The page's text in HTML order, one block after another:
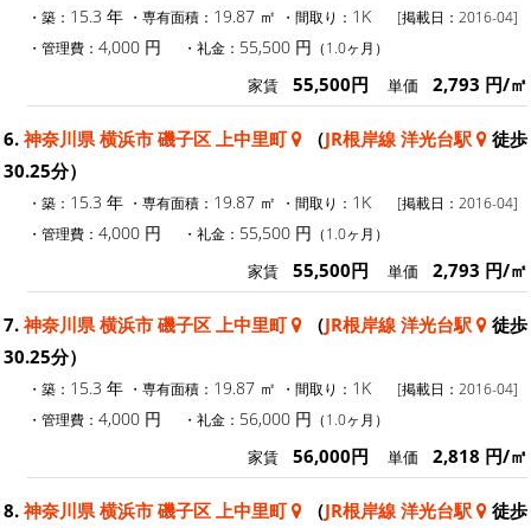
・築： 15.3 年 ・専有面積： 19.87 ㎡ ・間取り： 1K
[掲載日：2016-04]
・管理費： 4,000 円 ・礼金： 55,500 円 （1.0ヶ月）
家賃 55,500円 単価 2,793 円/㎡
6. 神奈川県 横浜市 磯子区 上中里町 （JR根岸線 洋光台駅
徒歩
30.25分）
・築： 15.3 年 ・専有面積： 19.87 ㎡ ・間取り： 1K
[掲載日：2016-04]
・管理費： 4,000 円 ・礼金： 55,500 円 （1.0ヶ月）
家賃 55,500円 単価 2,793 円/㎡
7. 神奈川県 横浜市 磯子区 上中里町 （JR根岸線 洋光台駅
徒歩
30.25分）
・築： 15.3 年 ・専有面積： 19.87 ㎡ ・間取り： 1K
[掲載日：2016-04]
・管理費： 4,000 円 ・礼金： 56,000 円 （1.0ヶ月）
家賃 56,000円 単価 2,818 円/㎡
8. 神奈川県 横浜市 磯子区 上中里町 （JR根岸線 洋光台駅
徒歩